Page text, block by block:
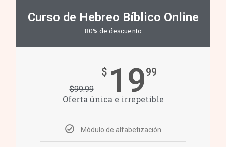
Curso de Hebreo Bíblico Online
80% de descuento
$99.99
$ 1999
Oferta única e irrepetible
Módulo de alfabetización